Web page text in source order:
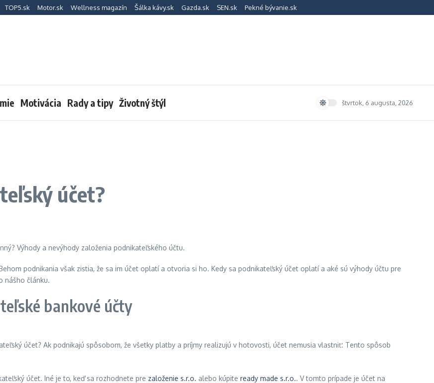
TOP5.sk Motor.sk Wellness magazín Šálka kávy.sk Gazda.sk SEN.sk Pekné bývanie.sk
Motivácia Rady a tipy Životný štýl štvrtok, 6 augusta, 2026
účet?
podnikania však zistia, že sa im účet oplatí a otvoria si ho. Kedy sa podnikateľský účet oplatí a aké sú výhody účtu pre
nášho článku.
bankové účty
účet? Ak podnikajú spôsobom, že všetky platby a príjmy realizujú v hotovosti, účet nemusia vlastniť. Tento spôsob
účet. Iné je to, keď sa rozhodnete pre založenie s.r.o. alebo kúpite ready made s.r.o.. V tomto prípade je účet na